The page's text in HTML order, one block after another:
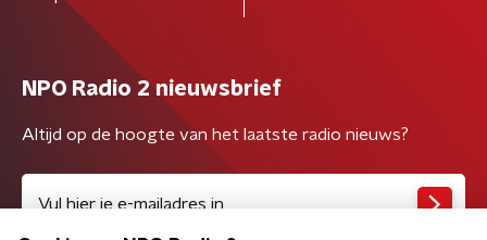
NPO Radio 2 nieuwsbrief
Altijd op de hoogte van het laatste radio nieuws?